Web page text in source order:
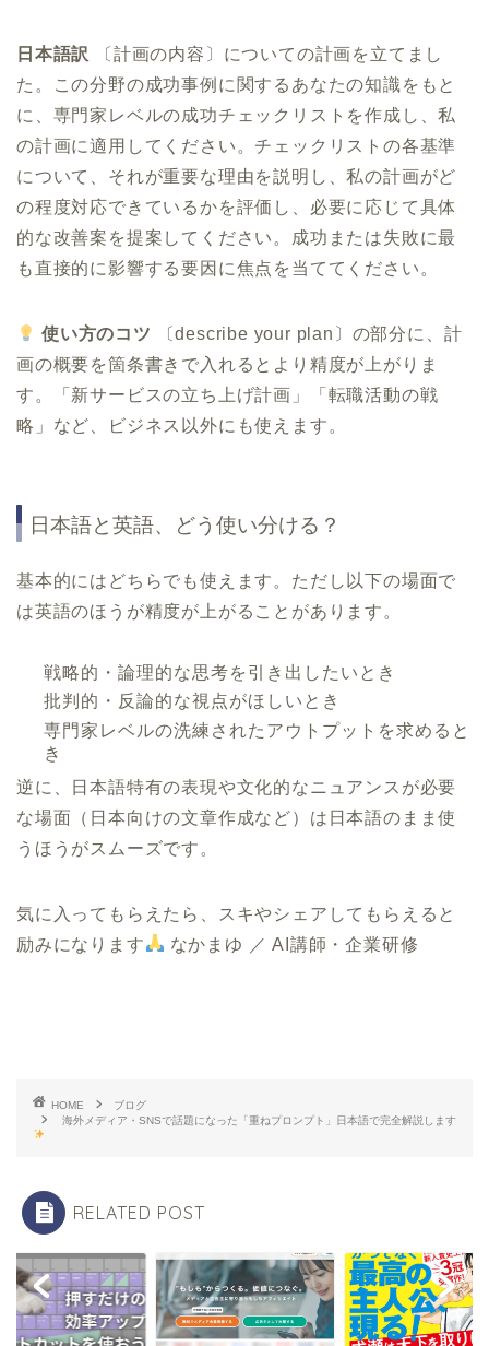
日本語訳 〔計画の内容〕についての計画を立てまし
た。この分野の成功事例に関するあなたの知識をもと
に、専門家レベルの成功チェックリストを作成し、私
の計画に適用してください。チェックリストの各基準
について、それが重要な理由を説明し、私の計画がど
の程度対応できているかを評価し、必要に応じて具体
的な改善案を提案してください。成功または失敗に最
も直接的に影響する要因に焦点を当ててください。
使い方のコツ
〔describe your plan〕の部分に、計
画の概要を箇条書きで入れるとより精度が上がりま
す。「新サービスの立ち上げ計画」「転職活動の戦
略」など、ビジネス以外にも使えます。
日本語と英語、どう使い分ける？
基本的にはどちらでも使えます。ただし以下の場面で
は英語のほうが精度が上がることがあります。
戦略的・論理的な思考を引き出したいとき
批判的・反論的な視点がほしいとき
専門家レベルの洗練されたアウトプットを求めると
き
逆に、日本語特有の表現や文化的なニュアンスが必要
な場面（日本向けの文章作成など）は日本語のまま使
うほうがスムーズです。
気に入ってもらえたら、スキやシェアしてもらえると
励みになります
なかまゆ ／ AI講師・企業研修
HOME
ブログ
海外メディア・SNSで話題になった「重ねプロンプト」日本語で完全解説します
RELATED POST